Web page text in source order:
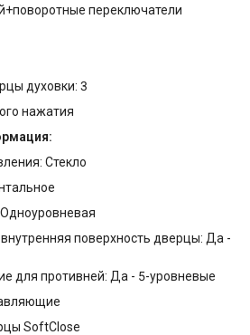
переключатели
духовки: 3
нажатия
Стекло
поверхность дверцы: Да -
для противней: Да - 5-уровневые
SoftClose